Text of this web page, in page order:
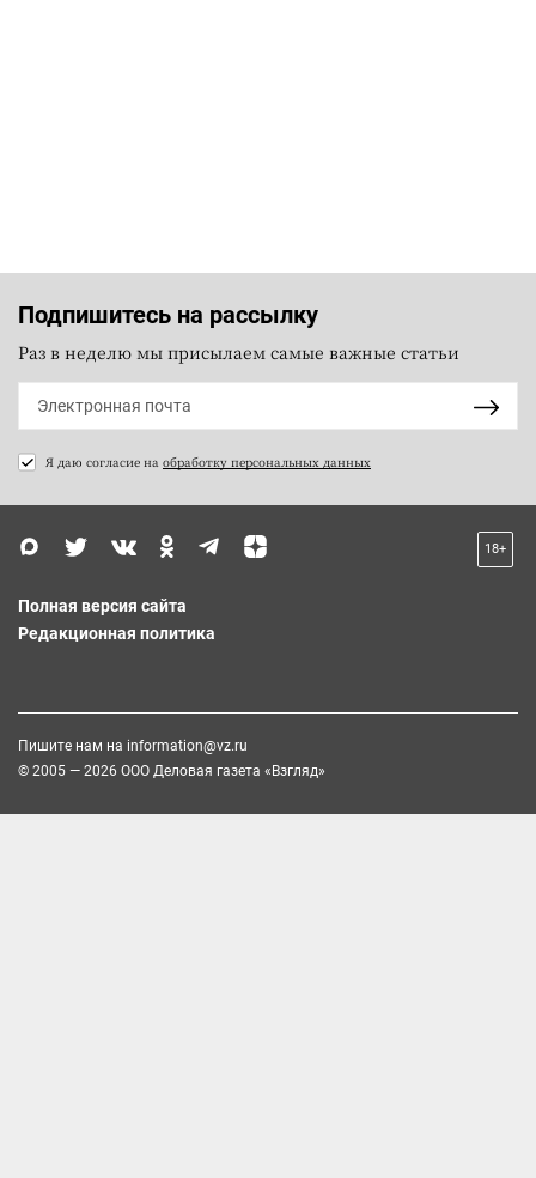
Подпишитесь на рассылку
Раз в неделю мы присылаем самые важные статьи
Я даю согласие на обработку персональных данных
18+
Полная версия сайта
Редакционная политика
Пишите нам на information@vz.ru
© 2005 — 2026 ООО Деловая газета «Взгляд»